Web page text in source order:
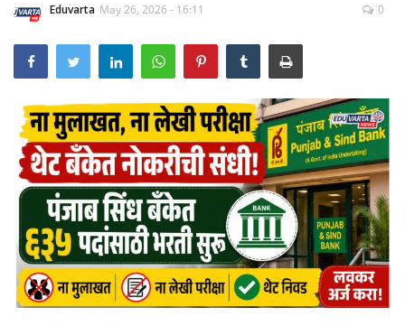
Eduvarta May 26, 2026 - 16:11 0